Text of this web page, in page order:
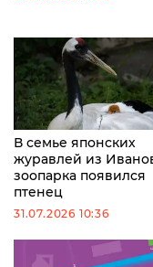
В семье японских
журавлей из
зоопарка появился
птенец
31.07.2026 10:36